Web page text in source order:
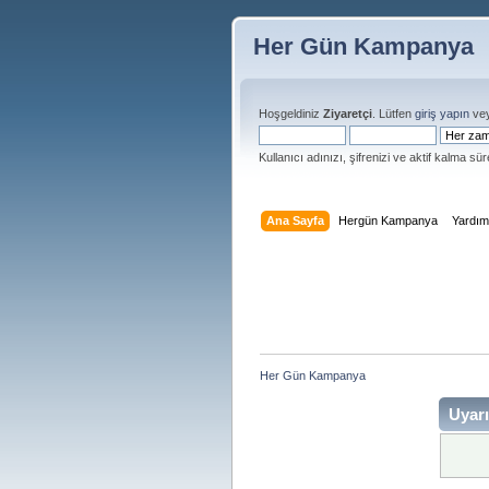
Her Gün Kampanya
Hoşgeldiniz Ziyaretçi . Lütfen giriş yapın
Kullanıcı adınızı, şifrenizi ve aktif kalma
Ana Sayfa Hergün Kampanya Yardım
Her Gün Kampanya